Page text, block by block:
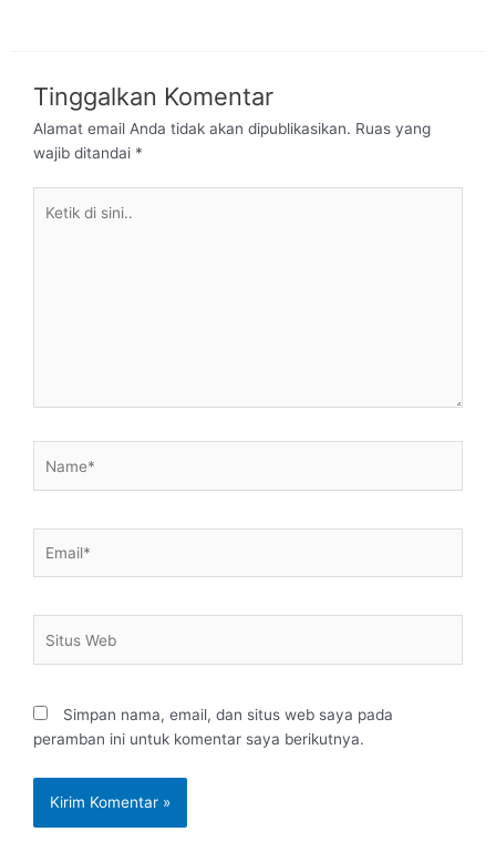
Tinggalkan Komentar
Alamat email Anda tidak akan dipublikasikan. Ruas yang
wajib ditandai *
Web
Simpan nama, email, dan situs web saya pada
peramban ini untuk komentar saya berikutnya.